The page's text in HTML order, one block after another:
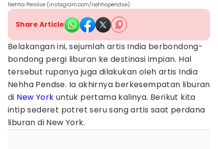
Nehha Pendse (instagram.com/nehhapendse)
Share Article
Belakangan ini, sejumlah artis India berbondong-
bondong pergi liburan ke destinasi impian. Hal
tersebut rupanya juga dilakukan oleh artis India
Nehha Pendse. Ia akhirnya berkesempatan liburan
di New York untuk pertama kalinya. Berikut kita
intip sederet potret seru sang artis saat perdana
liburan di New York.